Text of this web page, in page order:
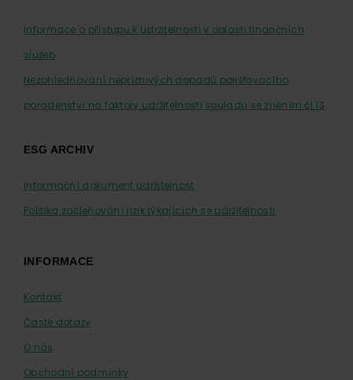
Informace o přístupu k udržitelnosti v oblasti finančních
služeb
Nezohledňování nepříznivých dopadů pojišťovacího
poradenství na faktory udržitelnosti souladu se zněním čl.13
ESG ARCHIV
Informační dokument udržitelnost
Politika začleňování rizik týkajících se udržitelnosti
INFORMACE
Kontakt
Časté dotazy
O nás
Obchodní podmínky